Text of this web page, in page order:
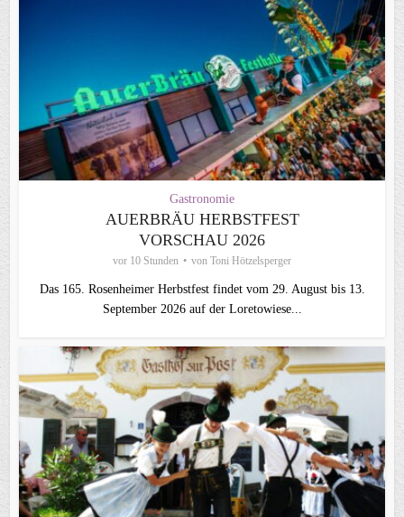
Gastronomie
AUERBRÄU HERBSTFEST
VORSCHAU 2026
vor 10 Stunden von Toni Hötzelsperger
Das 165. Rosenheimer Herbstfest findet vom 29. August bis 13.
September 2026 auf der Loretowiese...